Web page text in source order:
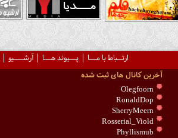
ارتــباط با مـــا پـــیوند هـــا آرشــــیو
آخرین کانال های ثبت شده
Olegfoorn
RonaldDop
SherryMeern
Rosserial_Viold
Phyllismub